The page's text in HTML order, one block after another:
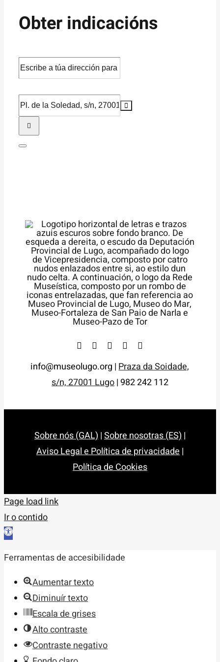
Obter indicacións
Address
-
XVI
CONtornos
Destination
Address
-
XVI
info@museolugo.org |Praza da Soidade,
s/n, 27001 Lugo| 982 242 112
Sobre nós (GAL)|Sobre nosotras (ES)|
Aviso Legal e Política de privacidade|
Política de Cookies
Page load link
Ir o contido
Abrir
de
ferramentas
Ferramentas de accesibilidade
Aumentar texto
Diminuír texto
Escala de grises
Alto contraste
Contraste negativo